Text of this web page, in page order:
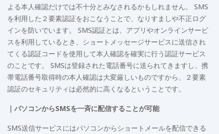
よる本人確認だけでは不十分とみなされるかもしれません。 SMS
を利用した２要素認証をおこなうことで、なりすましや不正ログ
インを防いでいます。 SMS認証とは、アプリやオンラインサービ
スを利用しているとき、ショートメッセージサービスに送信され
てくる認証コードを使用して本人確認を確実に行う認証サービス
のことです。 SMSは登録された電話番号に送られてきますし、携
帯電話番号取得時の本人確認は大変厳しいものですから、２要素
認証のセキュリティは必然的に高くなるということです。
｜パソコンからSMSを一斉に配信することが可能
SMS送信サービスにはパソコンからショートメールを配信できる